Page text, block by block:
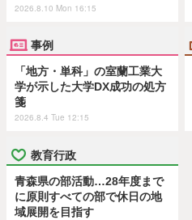
2026.8.10 Mon 16:15
事例
「地方・単科」の室蘭工業大
学が示した大学DX成功の処方
箋
2026.8.4 Tue 12:15
教育行政
青森県の部活動…28年度まで
に原則すべての部で休日の地
域展開を目指す